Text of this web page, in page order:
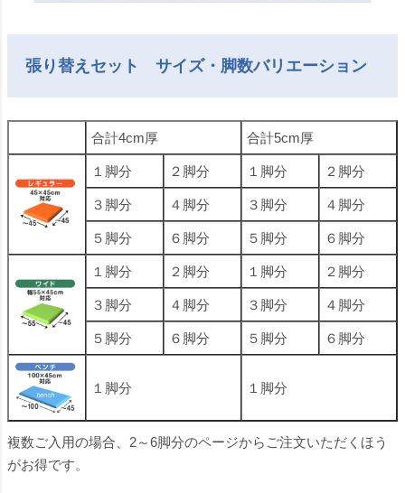
張り替えセット サイズ・脚数バリエーション
合計4cm厚 合計5cm厚
１脚分 ２脚分 １脚分 ２脚分
３脚分 ４脚分 ３脚分 ４脚分
５脚分 ６脚分 ５脚分 ６脚分
１脚分 ２脚分 １脚分 ２脚分
３脚分 ４脚分 ３脚分 ４脚分
５脚分 ６脚分 ５脚分 ６脚分
１脚分 １脚分
複数ご入用の場合、2～6脚分のページからご注文いただくほう
がお得です。